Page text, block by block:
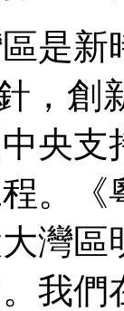
是
，
央
。
灣
我